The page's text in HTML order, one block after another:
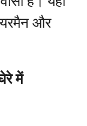
और
में